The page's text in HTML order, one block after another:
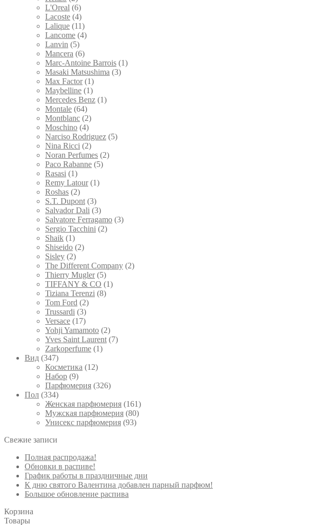
L'Oreal (6)
Lacoste (4)
Lalique (11)
Lancome (4)
Lanvin (5)
Mancera (6)
Marc-Antoine Barrois (1)
Masaki Matsushima (3)
Max Factor (1)
Maybelline (1)
Mercedes Benz (1)
Montale (64)
Montblanc (2)
Moschino (4)
Narciso Rodriguez (5)
Nina Ricci (2)
Noran Perfumes (2)
Paco Rabanne (5)
Rasasi (1)
Remy Latour (1)
Roshas (2)
S.T. Dupont (3)
Salvador Dali (3)
Salvatore Ferragamo (3)
Sergio Tacchini (2)
Shaik (1)
Shiseido (2)
Sisley (2)
The Different Company (2)
Thierry Mugler (5)
TIFFANY & CO (1)
Tiziana Terenzi (8)
Tom Ford (2)
Trussardi (3)
Versace (17)
Yohji Yamamoto (2)
Yves Saint Laurent (7)
Zarkoperfume (1)
Вид (347)
Косметика (12)
Набор (9)
Парфюмерия (326)
Пол (334)
Женская парфюмерия (161)
Мужская парфюмерия (80)
Унисекс парфюмерия (93)
Свежие записи
Полная распродажа!
Обновки в распиве!
График работы в праздничные дни
К дню святого Валентина добавлен парный парфюм!
Большое обновление распива
Корзина
Товары